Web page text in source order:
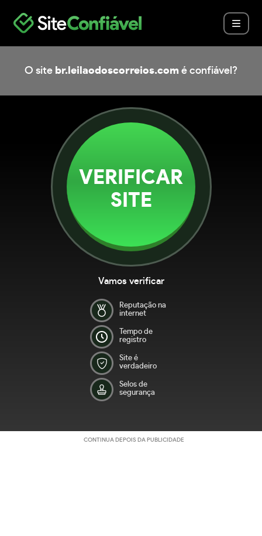
O site br.leilaodoscorreios.com é confiável?
VERIFICAR
SITE
Vamos verificar
Reputação na
internet
Tempo de
registro
Site é
verdadeiro
Selos de
segurança
CONTINUA DEPOIS DA PUBLICIDADE